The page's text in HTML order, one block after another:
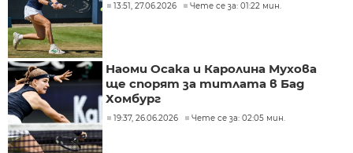
13:51, 27.06.2026 Чете се за: 01:22 мин.
Наоми Осака и Каролина Мухова
ще спорят за титлата в Бад
Хомбург
19:37, 26.06.2026 Чете се за: 02:05 мин.